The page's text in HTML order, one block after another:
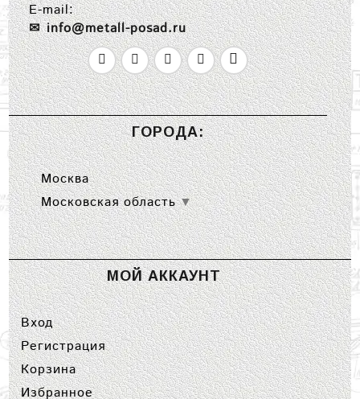
E-mail:
info@metall-posad.ru
ГОРОДА:
Москва
Московская область ▼
МОЙ АККАУНТ
Вход
Регистрация
Корзина
Избранное